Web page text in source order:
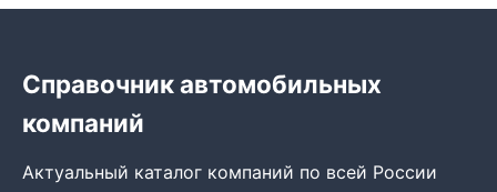
Справочник автомобильных
компаний
Актуальный каталог компаний по всей России